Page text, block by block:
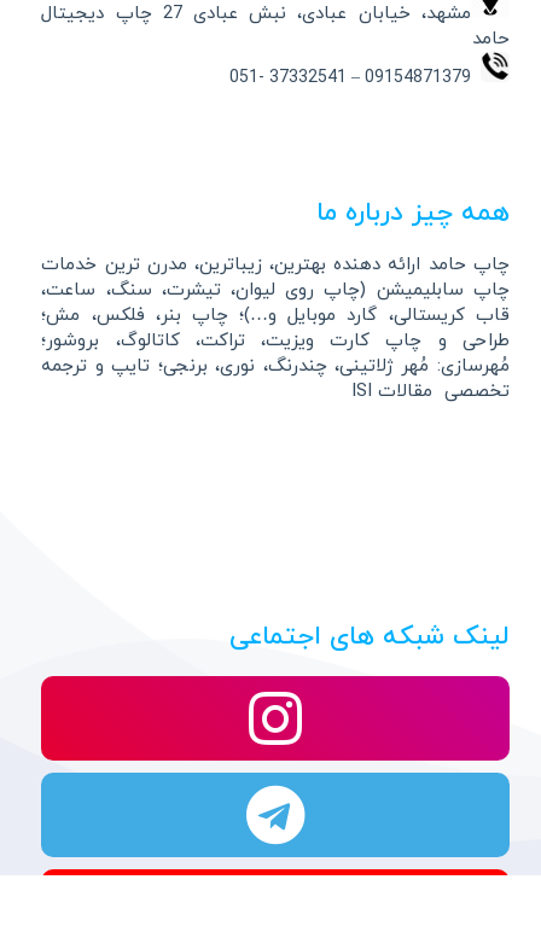
مشهد، خیابان عبادی، نبش عبادی 27 چاپ دیجیتال
حامد
همه چیز درباره ما
چاپ حامد ارائه دهنده بهترین، زیباترین، مدرن ترین خدمات
چاپ سابلیمیشن (چاپ روی لیوان، تیشرت، سنگ، ساعت،
قاب کریستالی، گارد موبایل و…)؛ چاپ بنر، فلکس، مش؛
طراحی و چاپ کارت ویزیت، تراکت، کاتالوگ، بروشور؛
مُهرسازی: مُهر ژلاتینی، چندرنگ، نوری، برنجی؛ تایپ و ترجمه
تخصصی مقالات ISI
لینک شبکه های اجتماعی